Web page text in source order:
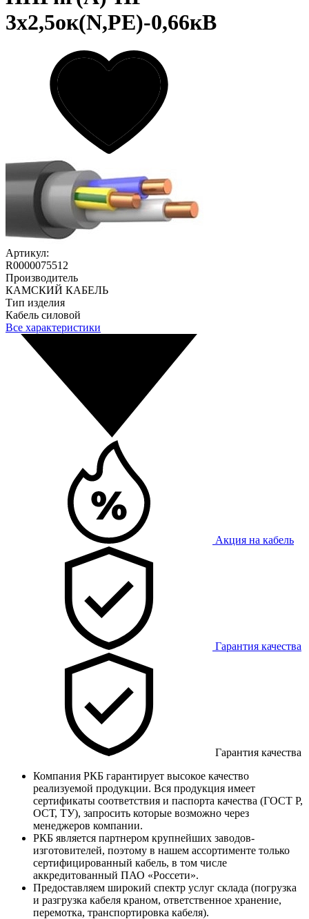
3х2,5ок(N,PE)-0,66кВ
Артикул:
R0000075512
Производитель
КАМСКИЙ КАБЕЛЬ
Тип изделия
Кабель силовой
Все характеристики
Акция на кабель
Гарантия качества
Гарантия качества
Компания РКБ гарантирует высокое качество
реализуемой продукции. Вся продукция имеет
сертификаты соответствия и паспорта качества (ГОСТ Р,
ОСТ, ТУ), запросить которые возможно через
менеджеров компании.
РКБ является партнером крупнейших заводов-
изготовителей, поэтому в нашем ассортименте только
сертифицированный кабель, в том числе
аккредитованный ПАО «Россети».
Предоставляем широкий спектр услуг склада (погрузка
и разгрузка кабеля краном, ответственное хранение,
перемотка, транспортировка кабеля).